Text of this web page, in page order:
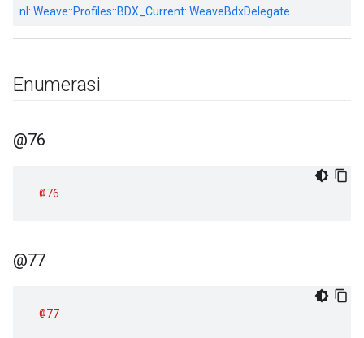
nl::Weave::Profiles::BDX_Current::WeaveBdxDelegate
Enumerasi
@76
@76
@77
@77